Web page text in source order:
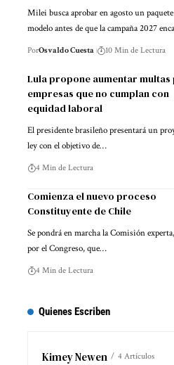
Milei busca aprobar en agosto un
modelo antes de que la campaña 2027
PorOsvaldo Cuesta 10 Min de Lectura
Lula propone aumentar multas
empresas que no cumplan con
equidad laboral
El presidente brasileño presentará un
ley con el objetivo de…
4 Min de Lectura
Comienza el nuevo proceso
Constituyente de Chile
Se pondrá en marcha la Comisión
por el Congreso, que…
4 Min de Lectura
Quienes Escriben
Kimey Newen 4 Artículos